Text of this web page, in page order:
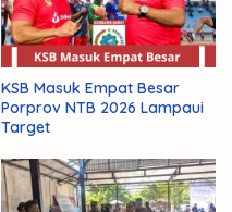
KSB Masuk Empat Besar
Porprov NTB 2026 Lampaui
Target